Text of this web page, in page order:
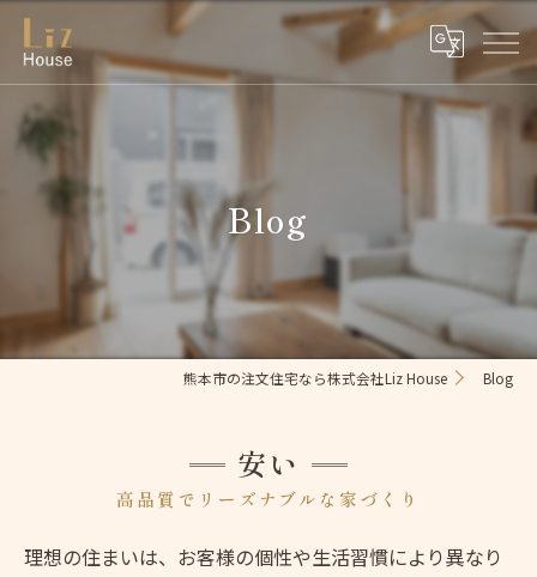
Blog
熊本市の注文住宅なら株式会社Liz House Blog
安い
高品質でリーズナブルな家づくり
理想の住まいは、お客様の個性や生活習慣により異なり